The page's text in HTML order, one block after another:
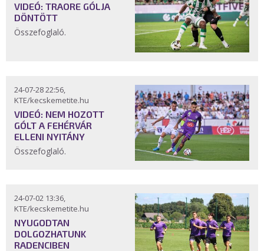
VIDEÓ: TRAORE GÓLJA
DÖNTÖTT
Összefoglaló.
24-07-28 22:56,
KTE/kecskemetite.hu
VIDEÓ: NEM HOZOTT
GÓLT A FEHÉRVÁR
ELLENI NYITÁNY
Összefoglaló.
24-07-02 13:36,
KTE/kecskemetite.hu
NYUGODTAN
DOLGOZHATUNK
RADENCIBEN